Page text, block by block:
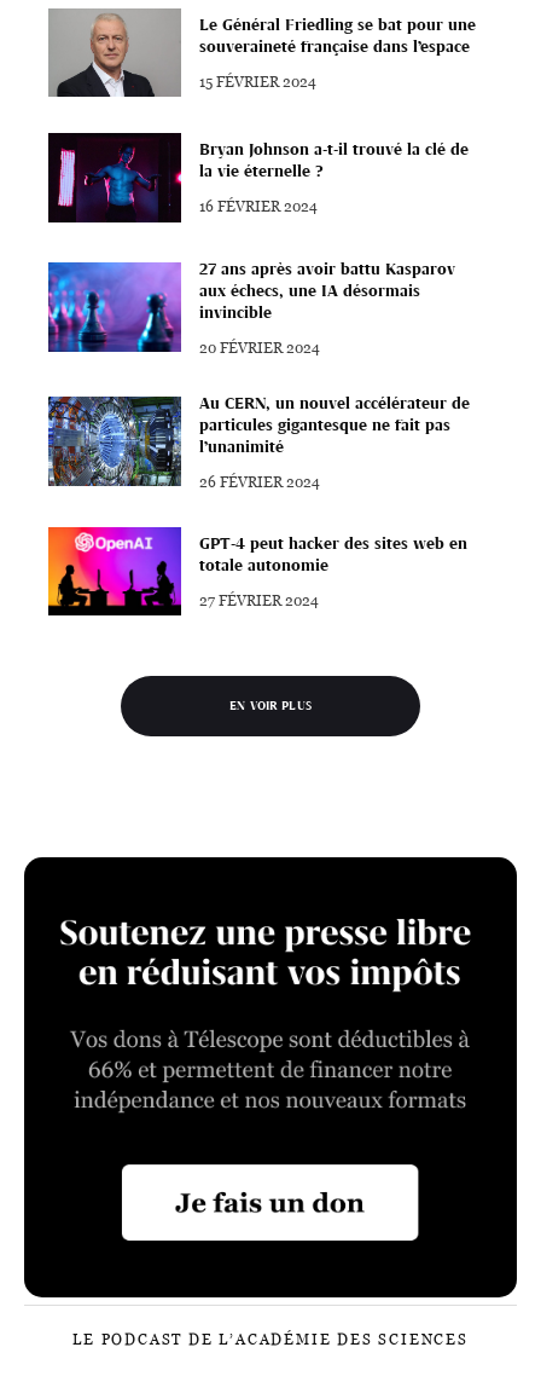
Le Général Friedling se bat pour une
souveraineté française dans l’espace
15 FÉVRIER 2024
Bryan Johnson a-t-il trouvé la clé de
la vie éternelle ?
16 FÉVRIER 2024
27 ans après avoir battu Kasparov
aux échecs, une IA désormais
invincible
20 FÉVRIER 2024
Au CERN, un nouvel accélérateur de
particules gigantesque ne fait pas
l’unanimité
26 FÉVRIER 2024
GPT-4 peut hacker des sites web en
totale autonomie
27 FÉVRIER 2024
EN VOIR PLUS
LE PODCAST DE L’ACADÉMIE DES SCIENCES